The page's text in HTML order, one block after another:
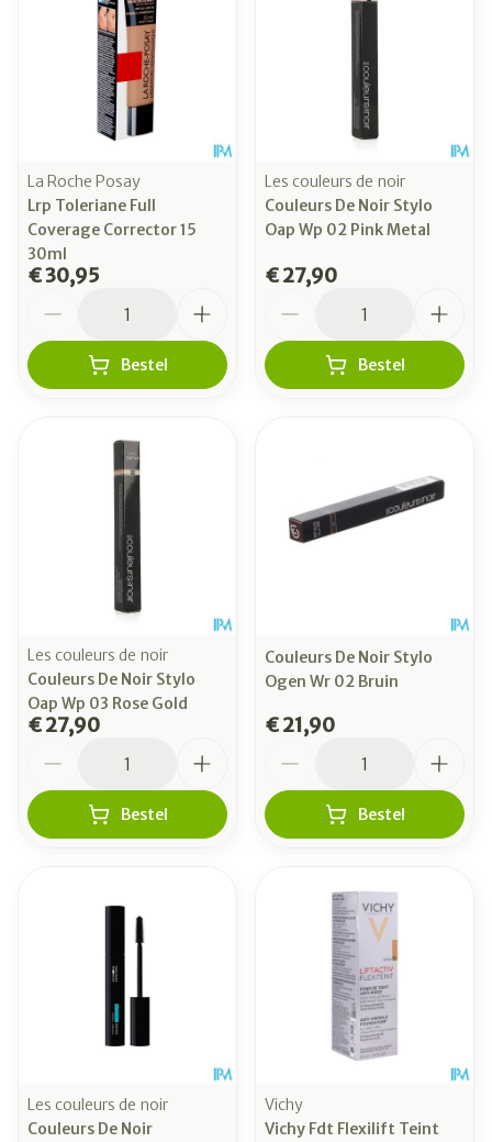
La Roche Posay
Lrp Toleriane Full
Coverage Corrector 15
30ml
€ 30,95
Bestel
Les couleurs de noir
Couleurs De Noir Stylo
Oap Wp 02 Pink Metal
€ 27,90
Bestel
Les couleurs de noir
Couleurs De Noir Stylo
Oap Wp 03 Rose Gold
€ 27,90
Bestel
Couleurs De Noir Stylo
Ogen Wr 02 Bruin
€ 21,90
Bestel
Les couleurs de noir
Couleurs De Noir
Vichy
Vichy Fdt Flexilift Teint